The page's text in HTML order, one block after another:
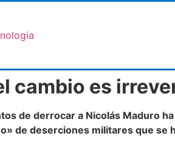
cambio es
de derrocar a Nicolás Maduro
de deserciones militares que se